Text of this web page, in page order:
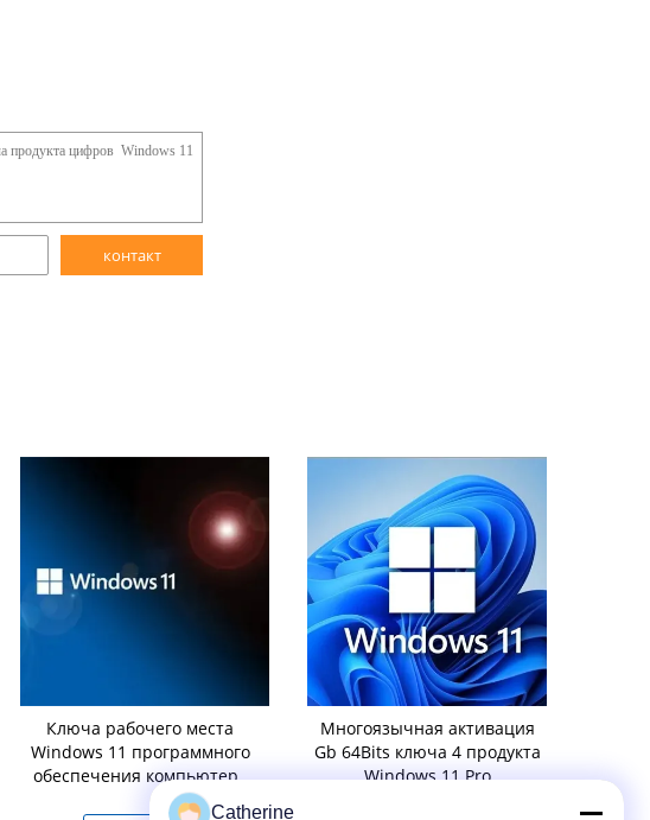
контакт
Ключа рабочего места
Windows 11 программного
обеспечения компьютера
активация
Многоязычная активация
Gb 64Bits ключа 4 продукта
Windows 11 Pro
продукта
Catherine